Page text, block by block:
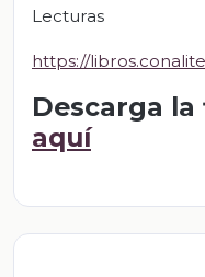
Lecturas
https://
Descarga
aquí